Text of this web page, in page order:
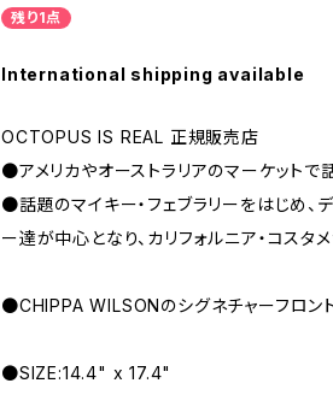
残り1点
International shipping available
OCTOPUS IS REAL 正規販売店
●アメリカやオーストラリアのマーケット
●話題のマイキー・フェブラリーをはじめ、デ
ー達が中心となり、カリフォルニア・コスタ
●CHIPPA WILSONのシグネチャーフロン
●SIZE:14.4" x 17.4"